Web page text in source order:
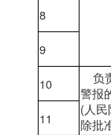
8
9
10
负
警报
(人
除批
11